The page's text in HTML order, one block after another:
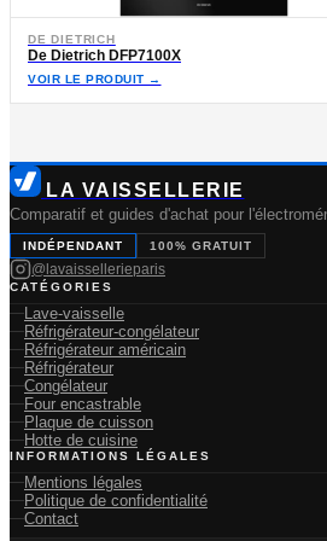
DE DIETRICH
De Dietrich DFP7100X
VOIR LE PRODUIT →
LA VAISSELLERIE
Comparatif et guides d'achat pour
INDÉPENDANT 100% GRATUIT
@lavaissellerieparis
CATÉGORIES
Lave-vaisselle
Réfrigérateur-congélateur
Réfrigérateur américain
Réfrigérateur
Congélateur
Four encastrable
Plaque de cuisson
Hotte de cuisine
INFORMATIONS LÉGALES
Mentions légales
Politique de confidentialité
Contact